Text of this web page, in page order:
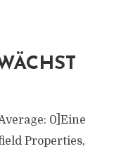
0]Eine
Properties,